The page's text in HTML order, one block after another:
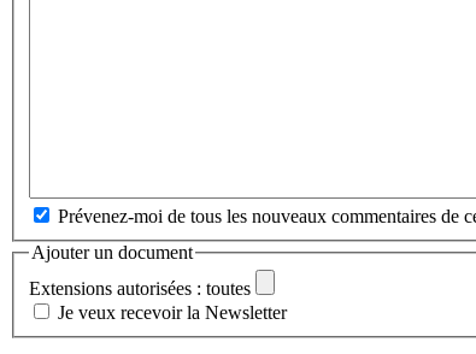
Prévenez-moi de tous les nouveaux commentaires de
Ajouter un document
Extensions autorisées : toutes
Je veux recevoir la Newsletter